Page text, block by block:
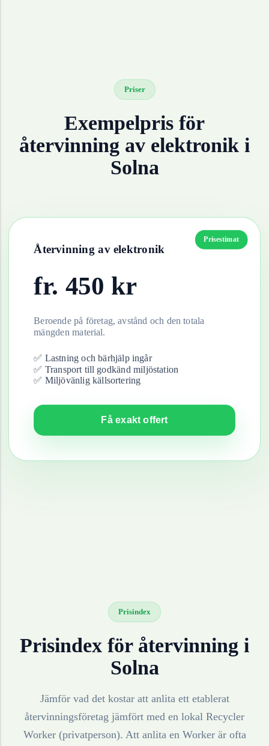
Priser
Exempelpris för
återvinning av elektronik i
Solna
Prisestimat
Återvinning av elektronik
fr. 450 kr
Beroende på företag, avstånd och den totala
mängden material.
✅ Lastning och bärhjälp ingår
✅ Transport till godkänd miljöstation
✅ Miljövänlig källsortering
Få exakt offert
Prisindex
Prisindex för återvinning i
Solna
Jämför vad det kostar att anlita ett etablerat
återvinningsföretag jämfört med en lokal Recycler
Worker (privatperson). Att anlita en Worker är ofta